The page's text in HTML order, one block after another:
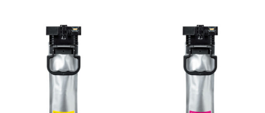
トナーカートリッジ
キヤノン